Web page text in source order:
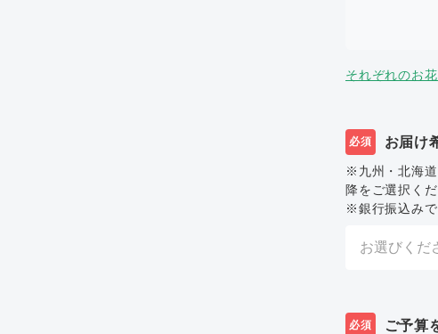
それぞれのお
必須 お届け
※九州・北海
降をご選択くだ
※銀行振込みで
必須 ご予算